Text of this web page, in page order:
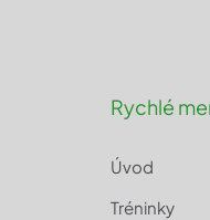
Rychlé
Úvod
Tréninky